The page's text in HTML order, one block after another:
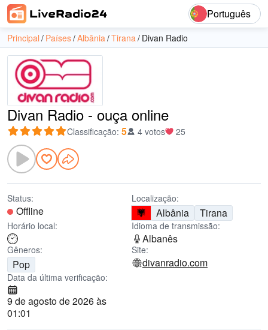
Português
Principal Países Albânia Tirana Divan Radio
Divan Radio - ouça online
Classificação: 5 4 votos 25
Status:
Offline
Localização:
Albânia Tirana
Horário local: Idioma de transmissão:
Albanês
Gêneros:
Pop
Site:
divanradio.com
Data da última verificação:
9 de agosto de 2026 às
01:01